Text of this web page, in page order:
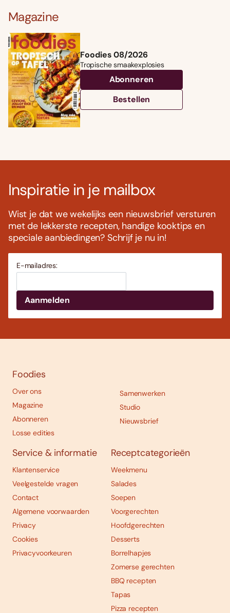
Magazine
Foodies 08/2026
Tropische smaakexplosies
Abonneren
Bestellen
Inspiratie in je mailbox
Wist je dat we wekelijks een nieuwsbrief versturen
met de lekkerste recepten, handige kooktips en
speciale aanbiedingen? Schrijf je nu in!
E-mailadres:
Foodies
Over ons
Magazine
Abonneren
Losse edities
Samenwerken
Studio
Nieuwsbrief
Service & informatie
Klantenservice
Veelgestelde vragen
Contact
Algemene voorwaarden
Privacy
Cookies
Privacyvoorkeuren
Receptcategorieën
Weekmenu
Salades
Soepen
Voorgerechten
Hoofdgerechten
Desserts
Borrelhapjes
Zomerse gerechten
BBQ recepten
Tapas
Pizza recepten